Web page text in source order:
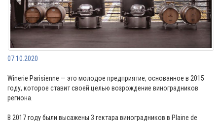
07.10.2020
Winerie Parisienne — это молодое предприятие, основанное в 2015
году, которое ставит своей целью возрождение виноградников
региона.
В 2017 году были высажены 3 гектара виноградников в Plaine de